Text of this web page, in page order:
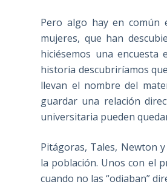
Pero algo hay en común
mujeres, que han
hiciésemos una
historia descubriríamos
llevan el nombre del
guardar una relación
universitaria pueden
Pitágoras, Tales, Newton
la población. Unos con el
cuando no las “odiaban”